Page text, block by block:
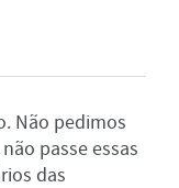
Não pedimos
passe essas
das